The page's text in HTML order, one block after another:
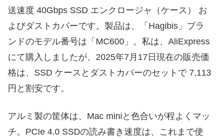
送速度 40Gbps SSD エンクロージャ（ケース） お
よびダストカバーです。製品は、「Hagibis」ブラ
ンドのモデル番号は「MC600」。私は、AliExpress
にて購入しましたが、2025年7月17日現在の販売価
格は、SSD ケースとダストカバーのセットで 7,113
円と割安です。
アルミ製の筐体は、Mac miniと色合いが程よくマッ
チ。PCIe 4.0 SSDの読み書き速度は、これまで使